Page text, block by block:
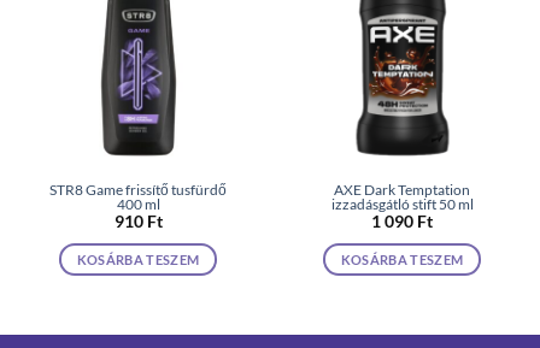
STR8 Game frissítő tusfürdő
400 ml
910 Ft
KOSÁRBA TESZEM
AXE Dark Temptation
izzadásgátló stift 50 ml
1 090 Ft
KOSÁRBA TESZEM